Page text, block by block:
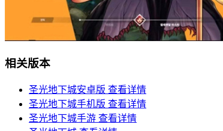
相关版本
圣光地下城安卓版 查看详情
圣光地下城手机版 查看详情
圣光地下城手游 查看详情